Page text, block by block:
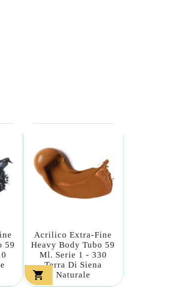
59
Acrilico Extra-Fine
Heavy Body Tubo 59
Ml. Serie 1 - 330
Terra Di Siena
Naturale
